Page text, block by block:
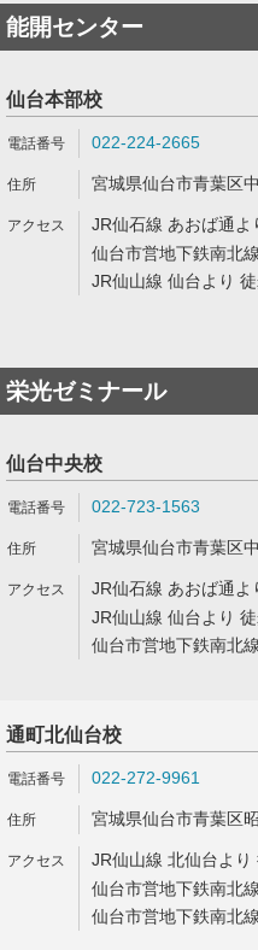
能開センター
仙台本部校
022-224-2665
宮城県仙台市青葉区
JR仙石線 あおば通よ
仙台市営地下鉄南北
JR仙山線 仙台より
栄光ゼミナール
仙台中央校
022-723-1563
宮城県仙台市青葉区
JR仙石線 あおば通よ
JR仙山線 仙台より
仙台市営地下鉄南北
通町北仙台校
022-272-9961
宮城県仙台市青葉区
JR仙山線 北仙台より
仙台市営地下鉄南北
仙台市営地下鉄南北